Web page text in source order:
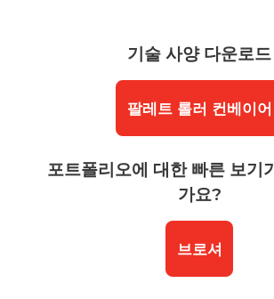
기술 사양 다운로드
팔레트 롤러 컨베이어
포트폴리오에 대한 빠른 보기
가요?
브로셔